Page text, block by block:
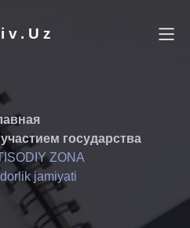
государства
ZONA
jamiyati